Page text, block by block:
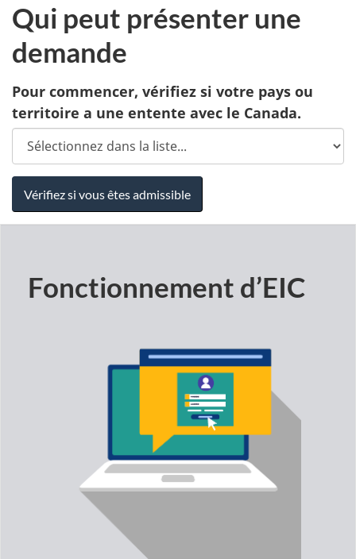
Qui peut présenter une
demande
Pour commencer, vérifiez si votre pays ou
territoire a une entente avec le Canada.
Fonctionnement d’EIC